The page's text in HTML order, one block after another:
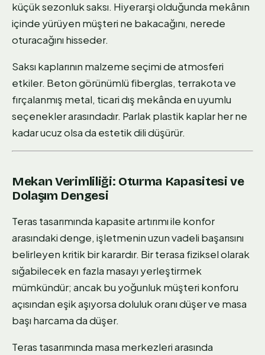
küçük sezonluk saksı. Hiyerarşi olduğunda mekânın
içinde yürüyen müşteri ne bakacağını, nerede
oturacağını hisseder.
Saksı kaplarının malzeme seçimi de atmosferi
etkiler. Beton görünümlü fiberglas, terrakota ve
fırçalanmış metal, ticari dış mekânda en uyumlu
seçenekler arasındadır. Parlak plastik kaplar her ne
kadar ucuz olsa da estetik dili düşürür.
Mekan Verimliliği: Oturma Kapasitesi ve
Dolaşım Dengesi
Teras tasarımında kapasite artırımı ile konfor
arasındaki denge, işletmenin uzun vadeli başarısını
belirleyen kritik bir karardır. Bir terasa fiziksel olarak
sığabilecek en fazla masayı yerleştirmek
mümkündür; ancak bu yoğunluk müşteri konforu
açısından eşik aşıyorsa doluluk oranı düşer ve masa
başı harcama da düşer.
Teras tasarımında masa merkezleri arasında